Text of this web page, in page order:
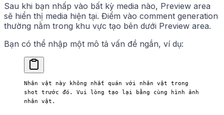
Sau khi bạn nhấp vào bất kỳ media nào, Preview area
sẽ hiển thị media hiện tại. Điểm vào comment generation
thường nằm trong khu vực tạo bên dưới Preview area.
Bạn có thể nhập một mô tả vấn đề ngắn, ví dụ:
Nhân vật này không nhất quán với nhân vật trong
shot trước đó. Vui lòng tạo lại bằng cùng hình ảnh
nhân vật.